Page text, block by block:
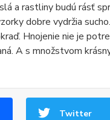
a rastliny budú rásť
dobre vydržia
Hnojenie nie je
A s množstvom
Twitter